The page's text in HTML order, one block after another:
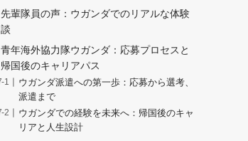
先輩隊員の声：ウガンダでのリアルな体験
談
青年海外協力隊ウガンダ：応募プロセスと
帰国後のキャリアパス
ウガンダ派遣への第一歩：応募から選考、
派遣まで
ウガンダでの経験を未来へ：帰国後のキャ
リアと人生設計